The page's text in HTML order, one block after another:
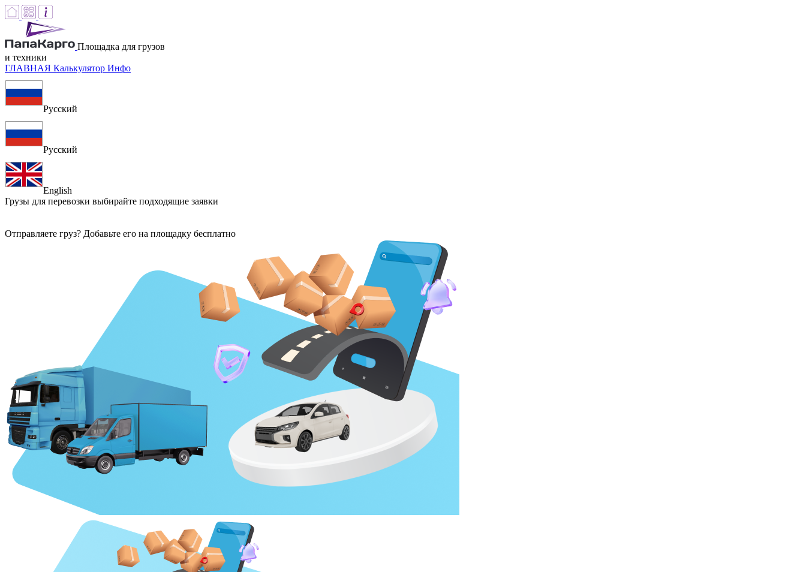
Площадка для грузов
и техники
ГЛАВНАЯ Калькулятор Инфо
Русский
Русский
English
Грузы для перевозки выбирайте подходящие заявки
Отправляете груз? Добавьте его на площадку бесплатно